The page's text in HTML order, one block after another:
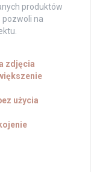
produktów
pozwoli na
zdjęcia
użycia